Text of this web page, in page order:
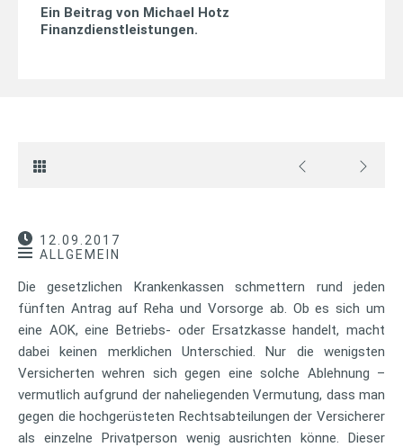
Ein Beitrag von Michael Hotz
Finanzdienstleistungen.
12.09.2017
ALLGEMEIN
Die gesetzlichen Krankenkassen schmettern rund jeden
fünften Antrag auf Reha und Vorsorge ab. Ob es sich um
eine AOK, eine Betriebs- oder Ersatzkasse handelt, macht
dabei keinen merklichen Unterschied. Nur die wenigsten
Versicherten wehren sich gegen eine solche Ablehnung –
vermutlich aufgrund der naheliegenden Vermutung, dass man
gegen die hochgerüsteten Rechtsabteilungen der Versicherer
als einzelne Privatperson wenig ausrichten könne. Dieser